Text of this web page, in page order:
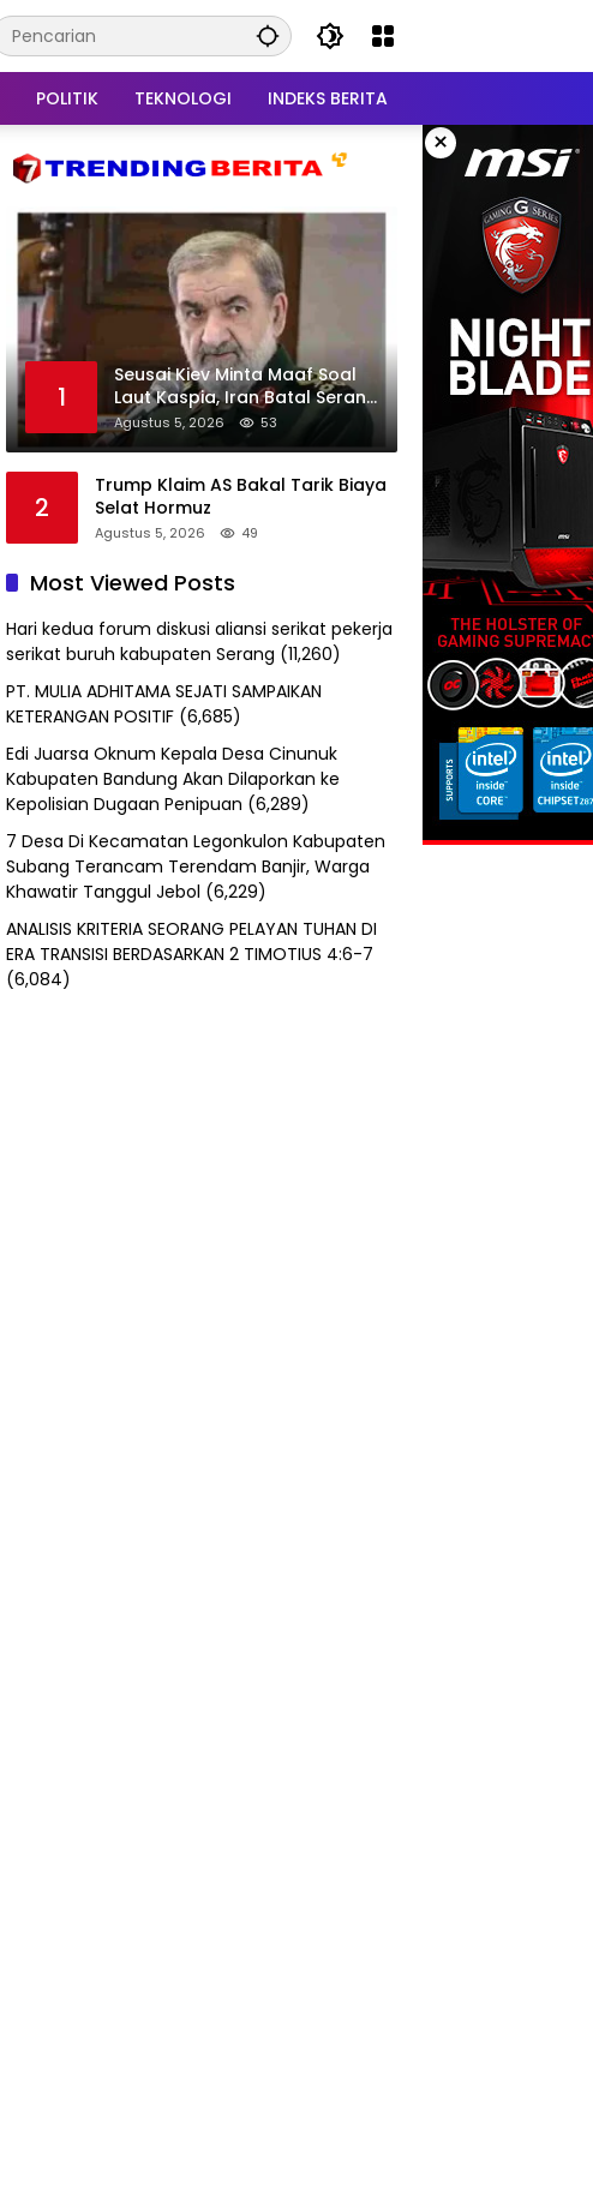
POLITIK TEKNOLOGI INDEKS BERITA
×
1
Seusai Kiev Minta Maaf Soal
Laut Kaspia, Iran Batal Serang
Ukraina
Agustus 5, 2026 53
2
Trump Klaim AS Bakal Tarik Biaya
Selat Hormuz
Agustus 5, 2026 49
Most Viewed Posts
Hari kedua forum diskusi aliansi serikat pekerja
serikat buruh kabupaten Serang (11,260)
PT. MULIA ADHITAMA SEJATI SAMPAIKAN
KETERANGAN POSITIF (6,685)
Edi Juarsa Oknum Kepala Desa Cinunuk
Kabupaten Bandung Akan Dilaporkan ke
Kepolisian Dugaan Penipuan (6,289)
7 Desa Di Kecamatan Legonkulon Kabupaten
Subang Terancam Terendam Banjir, Warga
Khawatir Tanggul Jebol (6,229)
ANALISIS KRITERIA SEORANG PELAYAN TUHAN DI
ERA TRANSISI BERDASARKAN 2 TIMOTIUS 4:6-7
(6,084)